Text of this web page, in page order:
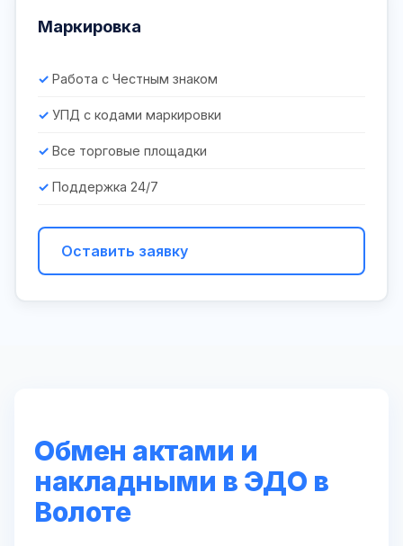
Маркировка
Работа с Честным знаком
УПД с кодами маркировки
Все торговые площадки
Поддержка 24/7
Оставить заявку
Обмен актами и
накладными в ЭДО в
Волоте